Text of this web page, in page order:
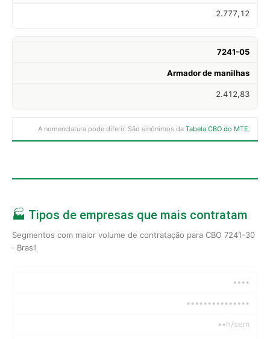
2.777,12
7241-05
Armador de manilhas
2.412,83
A nomenclatura pode diferir. São sinônimos da Tabela CBO do MTE.
🏭 Tipos de empresas que mais contratam
Segmentos com maior volume de contratação para CBO 7241-30
· Brasil
••••
•••••••••••••••
••h/sem